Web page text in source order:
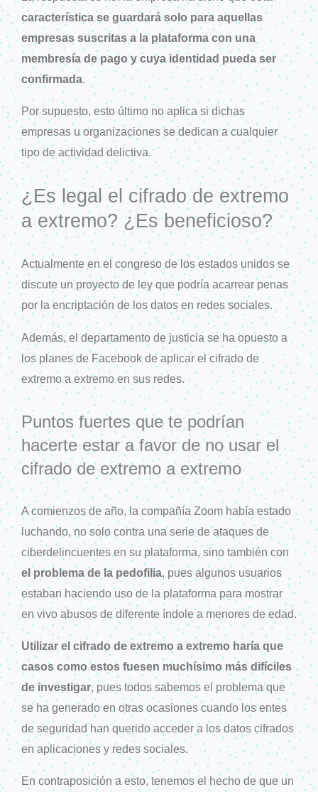
característica se guardará solo para aquellas
empresas suscritas a la plataforma con una
membresía de pago y cuya identidad pueda ser
confirmada.
Por supuesto, esto último no aplica si dichas
empresas u organizaciones se dedican a cualquier
tipo de actividad delictiva.
¿Es legal el cifrado de extremo
a extremo? ¿Es beneficioso?
Actualmente en el congreso de los estados unidos se
discute un proyecto de ley que podría acarrear penas
por la encriptación de los datos en redes sociales.
Además, el departamento de justicia se ha opuesto a
los planes de Facebook de aplicar el cifrado de
extremo a extremo en sus redes.
Puntos fuertes que te podrían
hacerte estar a favor de no usar el
cifrado de extremo a extremo
A comienzos de año, la compañía Zoom había estado
luchando, no solo contra una serie de ataques de
ciberdelincuentes en su plataforma, sino también con
el problema de la pedofilia, pues algunos usuarios
estaban haciendo uso de la plataforma para mostrar
en vivo abusos de diferente índole a menores de edad.
Utilizar el cifrado de extremo a extremo haría que
casos como estos fuesen muchísimo más difíciles
de investigar, pues todos sabemos el problema que
se ha generado en otras ocasiones cuando los entes
de seguridad han querido acceder a los datos cifrados
en aplicaciones y redes sociales.
En contraposición a esto, tenemos el hecho de que un